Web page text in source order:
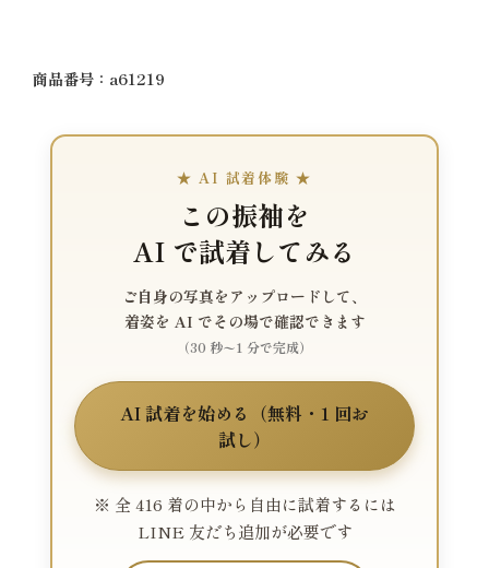
商品番号：a61219
★ AI 試着体験 ★
この振袖を
AI で試着してみる
ご自身の写真をアップロードして、
着姿を AI でその場で確認できます
（30 秒〜1 分で完成）
AI 試着を始める（無料・1 回お
試し）
※ 全 416 着の中から自由に試着するには
LINE 友だち追加が必要です